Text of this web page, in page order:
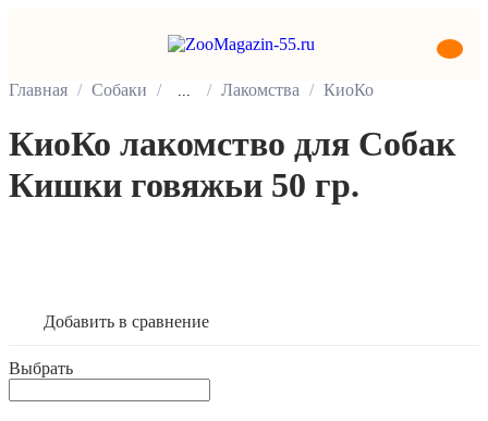
Главная Собаки ... Лакомства КиоКо
КиоКо лакомство для Собак
Кишки говяжьи 50 гр.
Добавить в сравнение
Выбрать